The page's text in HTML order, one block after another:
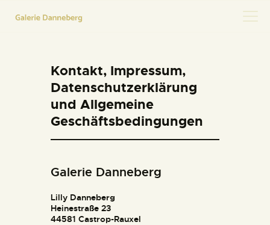
HOME
KONTAKT
Kontakt, Impressum,
Datenschutzerklärung
und Allgemeine
Geschäftsbedingungen
Galerie Danneberg
Lilly Danneberg
Heinestraße 23
44581 Castrop-Rauxel